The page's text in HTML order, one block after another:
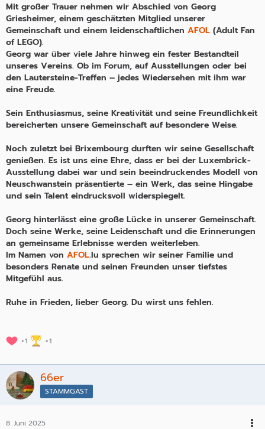
Mit großer Trauer nehmen wir Abschied von Georg
Griesheimer, einem geschätzten Mitglied unserer
Gemeinschaft und einem leidenschaftlichen AFOL (Adult Fan
of LEGO).
Georg war über viele Jahre hinweg ein fester Bestandteil
unseres Vereins. Ob im Forum, auf Ausstellungen oder bei
den Lautersteine-Treffen – jedes Wiedersehen mit ihm war
eine Freude.
Sein Enthusiasmus, seine Kreativität und seine Freundlichkeit
bereicherten unsere Gemeinschaft auf besondere Weise.
Noch zuletzt bei Brixembourg durften wir seine Gesellschaft
genießen. Es ist uns eine Ehre, dass er bei der Luxembrick-
Ausstellung dabei war und sein beeindruckendes Modell von
Neuschwanstein präsentierte – ein Werk, das seine Hingabe
und sein Talent eindrucksvoll widerspiegelt.
Georg hinterlässt eine große Lücke in unserer Gemeinschaft.
Doch seine Werke, seine Leidenschaft und die Erinnerungen
an gemeinsame Erlebnisse werden weiterleben.
Im Namen von AFOL.lu sprechen wir seiner Familie und
besonders Renate und seinen Freunden unser tiefstes
Mitgefühl aus.
Ruhe in Frieden, lieber Georg. Du wirst uns fehlen.
1 1
66er
STAMMGAST
8. Juni 2025